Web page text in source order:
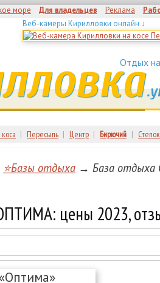
море Для владельцев Реклама
Веб-камеры Кирилловки онлайн ↓
Отдых
| Пересыпь | Центр | Бирючий | Степок
⭐Базы отдыха → База
цены 2023,